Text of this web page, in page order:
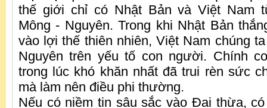
thế giới chỉ có Nhật Bản và Việt Nam
Mông - Nguyên. Trong khi Nhật Bản
vào lợi thế thiên nhiên, Việt Nam chúng
Nguyên trên yếu tố con người. Chính
trong lúc khó khăn nhất đã trui rèn sức
mà làm nên điều phi thường.
Nếu có niềm tin sâu sắc vào Đại thừa,